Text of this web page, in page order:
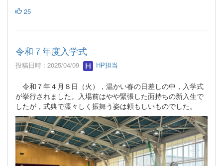
25
令和７年度入学式
投稿日時 : 2025/04/09 HP担当
令和７年４月８日（火），温かい春の日差しの中，入学式
が挙行されました。入場前はやや緊張した面持ちの新入生で
したが，式典で凛々しく振舞う姿は頼もしいものでした。